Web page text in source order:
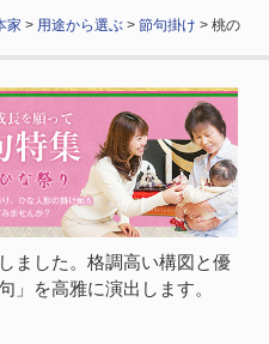
家 > 用途から選ぶ >節句掛け > 桃の
ました。格調高い構図と優
」を高雅に演出します。